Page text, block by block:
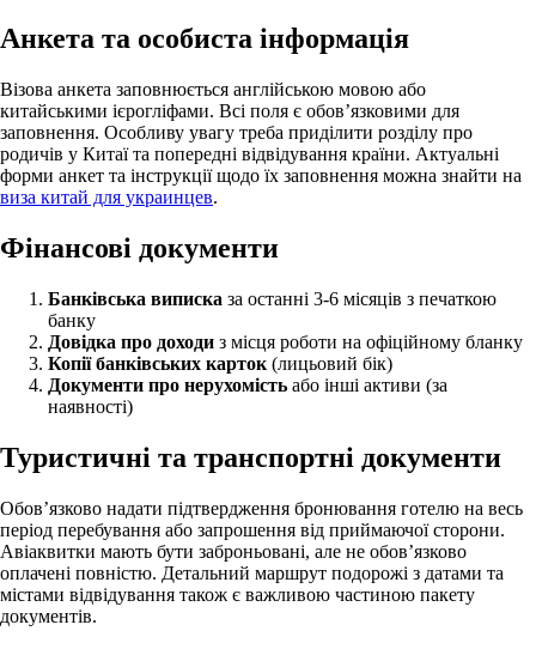
Анкета та особиста інформація
Візова анкета заповнюється англійською мовою або
китайськими ієрогліфами. Всі поля є обов’язковими для
заповнення. Особливу увагу треба приділити розділу про
родичів у Китаї та попередні відвідування країни. Актуальні
форми анкет та інструкції щодо їх заповнення можна знайти на
виза китай для украинцев.
Фінансові документи
Банківська виписка за останні 3-6 місяців з печаткою
банку
Довідка про доходи з місця роботи на офіційному бланку
Копії банківських карток (лицьовий бік)
Документи про нерухомість або інші активи (за
наявності)
Туристичні та транспортні документи
Обов’язково надати підтвердження бронювання готелю на весь
період перебування або запрошення від приймаючої сторони.
Авіаквитки мають бути заброньовані, але не обов’язково
оплачені повністю. Детальний маршрут подорожі з датами та
містами відвідування також є важливою частиною пакету
документів.